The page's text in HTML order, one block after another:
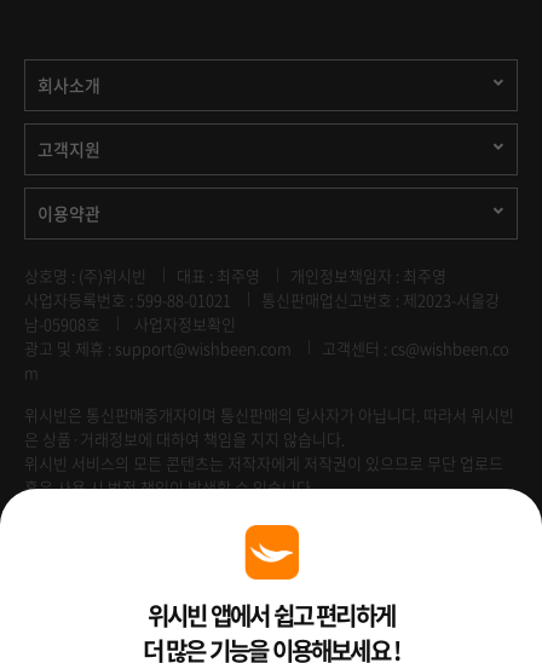
회사소개
고객지원
이용약관
상호명 : (주)위시빈 대표 : 최주영
개인정보책임자 : 최주영
사업자등록번호 : 599-88-01021
통신판매업신고번호 : 제2023-서울강
남-05908호
사업자정보확인
광고 및 제휴 : support@wishbeen.com
고객센터 : cs@wishbeen.co
m
위시빈은 통신판매중개자이며 통신판매의 당사자가 아닙니다. 따라서 위시빈
은 상품·거래정보에 대하여 책임을 지지 않습니다.
위시빈 서비스의 모든 콘텐츠는 저작자에게 저작권이 있으므로 무단 업로드
혹은 사용 시 법적 책임이 발생할 수 있습니다.
Venture Enterprise위시빈 앱에서 쉽고 편리하게
더 많은 기능을 이용해보세요 !